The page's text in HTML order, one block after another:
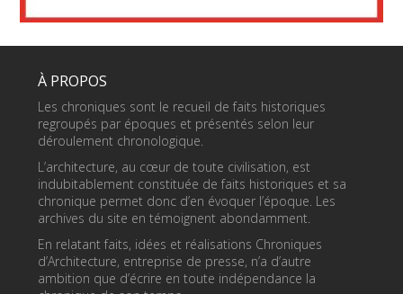
À PROPOS
Les chroniques sont le recueil de faits historiques
regroupés par époques et présentés selon leur
déroulement chronologique.
L’architecture, au cœur de toute civilisation, est
indubitablement constituée de faits historiques et sa
chronique permet donc d’en évoquer l’époque. Les
archives du site en témoignent abondamment.
En relatant faits, idées et réalisations Chroniques
d’Architecture, entreprise de presse, n’a d’autre
ambition que d’écrire en toute indépendance la